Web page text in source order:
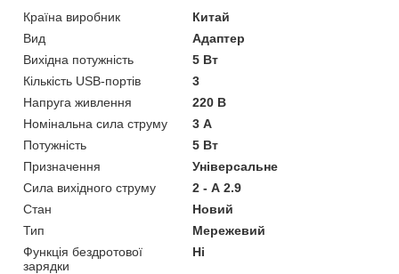
Країна виробник
Китай
Вид
Адаптер
Вихідна потужність
5 Вт
Кількість USB-портів
3
Напруга живлення
220 В
Номінальна сила струму
3 А
Потужність
5 Вт
Призначення
Універсальне
Сила вихідного струму
2 - А 2.9
Стан
Новий
Тип
Мережевий
Функція бездротової
зарядки
Ні